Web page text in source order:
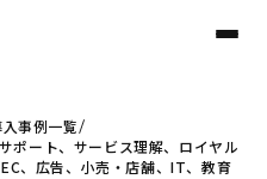
事例一覧
ポート、サービス理解、ロイヤル
、広告、小売・店舗、IT、教育